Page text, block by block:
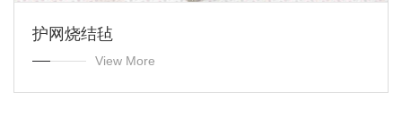
护网烧结毡
View More